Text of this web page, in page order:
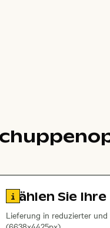
Zu den
Wählen Sie
Lieferung in reduzierter